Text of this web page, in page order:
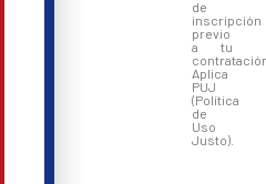
de
inscripción
previo
a tu
Aplica
PUJ
(Política
de
Uso
Justo).